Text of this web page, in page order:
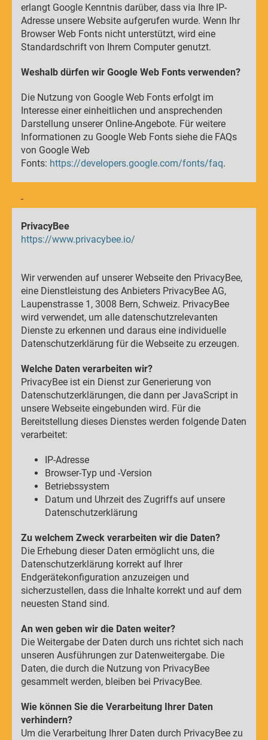
erlangt Google Kenntnis darüber, dass via Ihre IP-
Adresse unsere Website aufgerufen wurde. Wenn Ihr
Browser Web Fonts nicht unterstützt, wird eine
Standardschrift von Ihrem Computer genutzt.
Weshalb dürfen wir Google Web Fonts verwenden?
Die Nutzung von Google Web Fonts erfolgt im
Interesse einer einheitlichen und ansprechenden
Darstellung unserer Online-Angebote. Für weitere
Informationen zu Google Web Fonts siehe die FAQs
von Google Web
Fonts: https://developers.google.com/fonts/faq.
PrivacyBee
https://www.privacybee.io/
Wir verwenden auf unserer Webseite den PrivacyBee,
eine Dienstleistung des Anbieters PrivacyBee AG,
Laupenstrasse 1, 3008 Bern, Schweiz. PrivacyBee
wird verwendet, um alle datenschutzrelevanten
Dienste zu erkennen und daraus eine individuelle
Datenschutzerklärung für die Webseite zu erzeugen.
Welche Daten verarbeiten wir?
PrivacyBee ist ein Dienst zur Generierung von
Datenschutzerklärungen, die dann per JavaScript in
unsere Webseite eingebunden wird. Für die
Bereitstellung dieses Dienstes werden folgende Daten
verarbeitet:
IP-Adresse
Browser-Typ und -Version
Betriebssystem
Datum und Uhrzeit des Zugriffs auf unsere
Datenschutzerklärung
Zu welchem Zweck verarbeiten wir die Daten?
Die Erhebung dieser Daten ermöglicht uns, die
Datenschutzerklärung korrekt auf Ihrer
Endgerätekonfiguration anzuzeigen und
sicherzustellen, dass die Inhalte korrekt und auf dem
neuesten Stand sind.
An wen geben wir die Daten weiter?
Die Weitergabe der Daten durch uns richtet sich nach
unseren Ausführungen zur Datenweitergabe. Die
Daten, die durch die Nutzung von PrivacyBee
gesammelt werden, bleiben bei PrivacyBee.
Wie können Sie die Verarbeitung Ihrer Daten
verhindern?
Um die Verarbeitung Ihrer Daten durch PrivacyBee zu